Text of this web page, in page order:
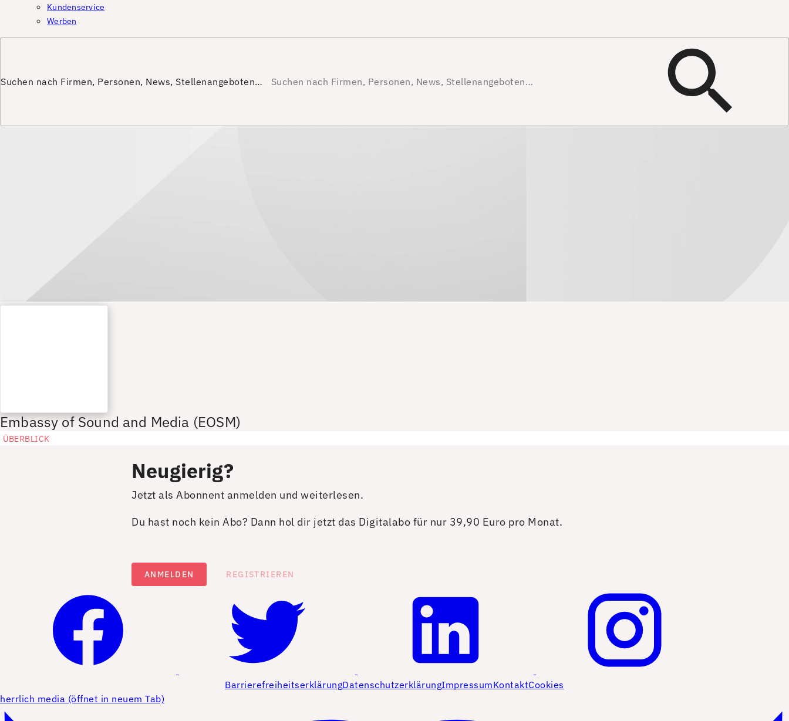
Kundenservice
Werben
Suchen nach Firmen, Personen, News, Stellenangeboten…
Embassy of Sound and Media (EOSM)
ÜBERBLICK
Neugierig?
Jetzt als Abonnent anmelden und weiterlesen.
Du hast noch kein Abo? Dann hol dir jetzt das Digitalabo für nur 39,90 Euro pro Monat.
ANMELDEN REGISTRIEREN
BarrierefreiheitserklärungDatenschutzerklärungImpressumKontaktCookies
herrlich media (öffnet in neuem Tab)